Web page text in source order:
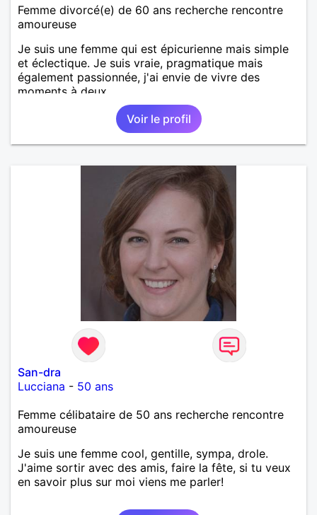
Femme divorcé(e) de 60 ans recherche rencontre
amoureuse
Je suis une femme qui est épicurienne mais simple
et éclectique. Je suis vraie, pragmatique mais
également passionnée, j'ai envie de vivre des
moments à deux.
Voir le profil
San-dra
Lucciana - 50 ans
Femme célibataire de 50 ans recherche rencontre
amoureuse
Je suis une femme cool, gentille, sympa, drole.
J'aime sortir avec des amis, faire la fête, si tu veux
en savoir plus sur moi viens me parler!